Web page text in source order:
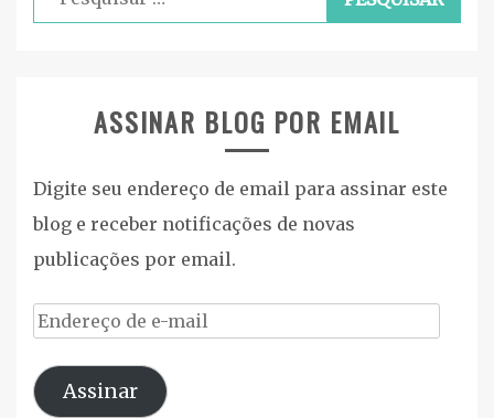
por:
ASSINAR BLOG POR EMAIL
Digite seu endereço de email para assinar este
blog e receber notificações de novas
publicações por email.
Endereço
e-
Assinar